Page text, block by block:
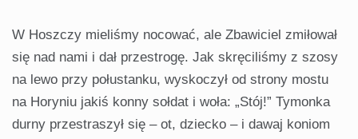
W Hoszczy mieliśmy nocować, ale Zbawiciel zmiłował
się nad nami i dał przestrogę. Jak skręciliśmy z szosy
na lewo przy połustanku, wyskoczył od strony mostu
na Horyniu jakiś konny sołdat i woła: „Stój!” Tymonka
durny przestraszył się – ot, dziecko – i dawaj koniom